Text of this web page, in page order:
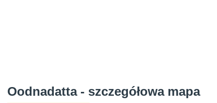
Oodnadatta - szczegółowa mapa